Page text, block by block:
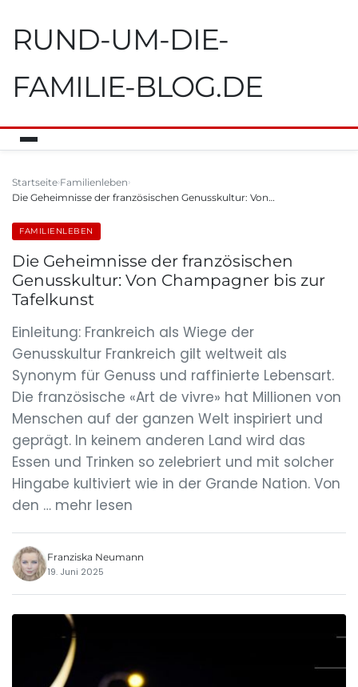
RUND-UM-DIE-
FAMILIE-BLOG.DE
Startseite Familienleben
Die Geheimnisse der französischen Genusskultur: Von…
FAMILIENLEBEN
Die Geheimnisse der französischen
Genusskultur: Von Champagner bis zur
Tafelkunst
Einleitung: Frankreich als Wiege der
Genusskultur Frankreich gilt weltweit als
Synonym für Genuss und raffinierte Lebensart.
Die französische «Art de vivre» hat Millionen von
Menschen auf der ganzen Welt inspiriert und
geprägt. In keinem anderen Land wird das
Essen und Trinken so zelebriert und mit solcher
Hingabe kultiviert wie in der Grande Nation. Von
den … mehr lesen
Franziska Neumann
19. Juni 2025